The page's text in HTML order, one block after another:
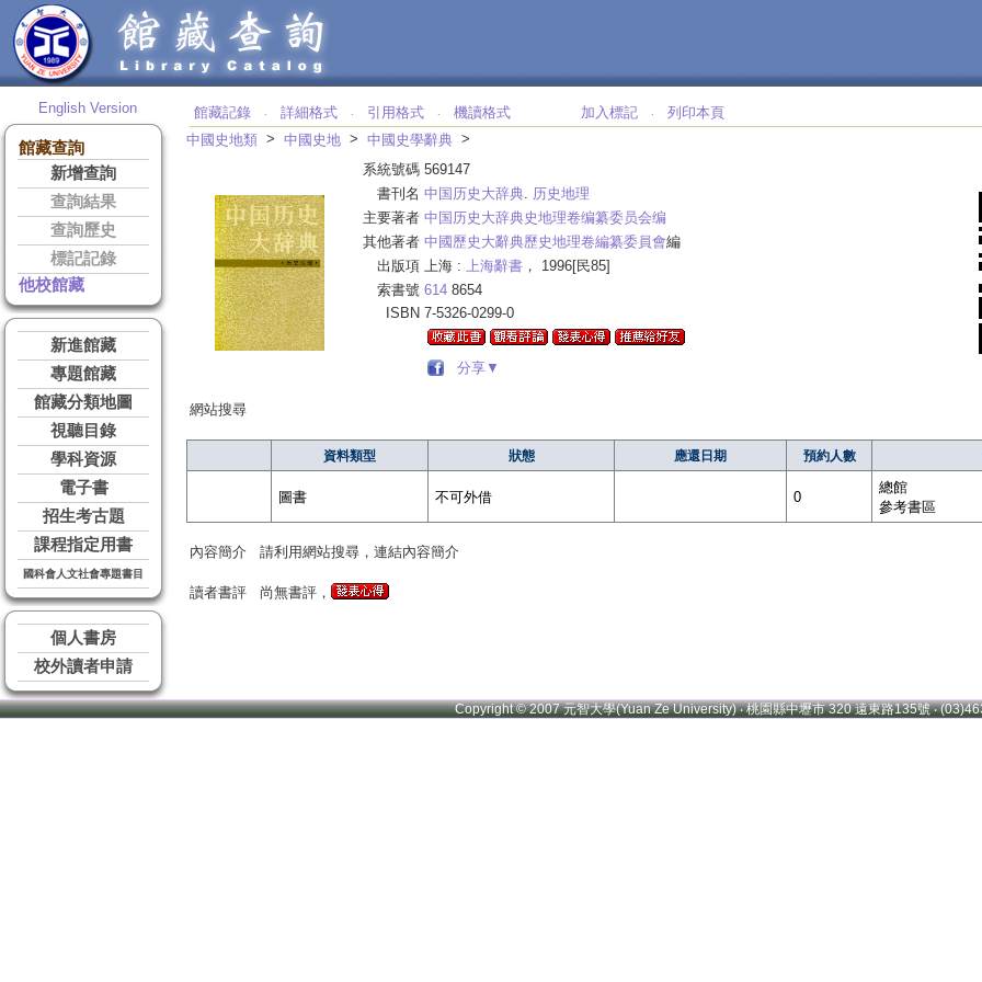
English Version
館藏查詢
新增查詢
查詢結果
查詢歷史
標記記錄
他校館藏
新進館藏
專題館藏
館藏分類地圖
視聽目錄
學科資源
電子書
招生考古題
課程指定用書
國科會人文社會專題書目
個人書房
校外讀者申請
館藏記錄 ‧ 詳細格式 ‧ 引用格式 ‧ 機讀格式 加入標記 ‧
列印本頁
中國史地類 > 中國史地 > 中國史學辭典 >
系統號碼 569147
書刊名 中国历史大辞典. 历史地理
主要著者 中国历史大辞典史地理卷编纂委员会编
其他著者 中國歷史大辭典歷史地理卷編纂委員會編
出版項 上海 : 上海辭書 ， 1996[民85]
索書號 614 8654
ISBN 7-5326-0299-0
分享▼
網站搜尋
資料類型 狀態 應還日期 預約人數
圖書 不可外借 0
總館
參考書區
內容簡介 請利用網站搜尋，連結內容簡介
讀者書評 尚無書評，
Copyright © 2007 元智大學(Yuan Ze University) ‧ 桃園縣中壢市 320 遠東路135號 ‧